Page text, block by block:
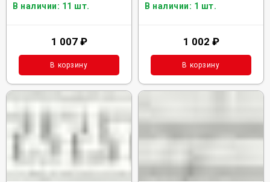
В наличии: 11 шт.
1 007 ₽
В корзину
В наличии: 1 шт.
1 002 ₽
В корзину